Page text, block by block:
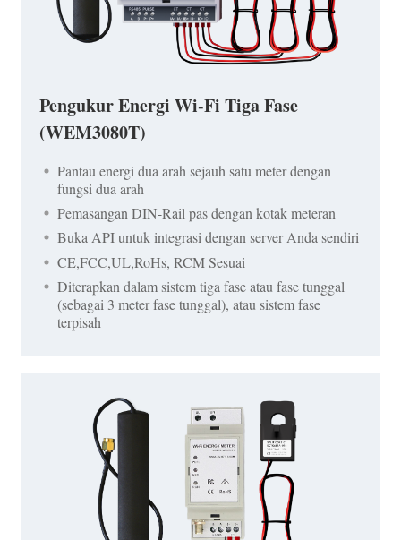
Pengukur Energi Wi-Fi Tiga Fase
(WEM3080T)
Pantau energi dua arah sejauh satu meter dengan
fungsi dua arah
Pemasangan DIN-Rail pas dengan kotak meteran
Buka API untuk integrasi dengan server Anda sendiri
CE,FCC,UL,RoHs, RCM Sesuai
Diterapkan dalam sistem tiga fase atau fase tunggal
(sebagai 3 meter fase tunggal), atau sistem fase
terpisah